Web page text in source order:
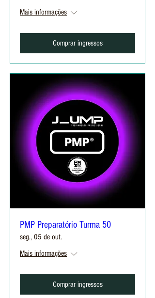
Mais informações
Comprar ingressos
PMP Preparatório Turma 50
seg., 05 de out.
Mais informações
Comprar ingressos